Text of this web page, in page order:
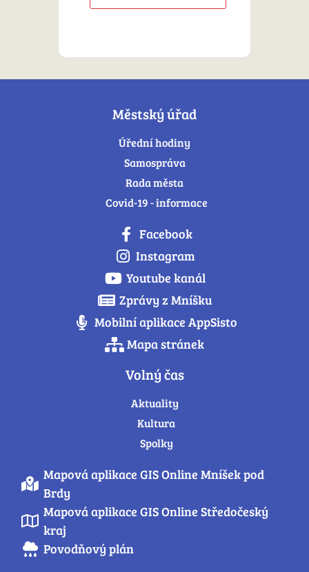
Městský úřad
Úřední hodiny
Samospráva
Rada města
Covid-19 - informace
Facebook
Instagram
Youtube kanál
Zprávy z Mníšku
Mobilní aplikace AppSisto
Mapa stránek
Volný čas
Aktuality
Kultura
Spolky
Mapová aplikace GIS Online Mníšek pod
Brdy
Mapová aplikace GIS Online Středočeský
kraj
Povodňový plán